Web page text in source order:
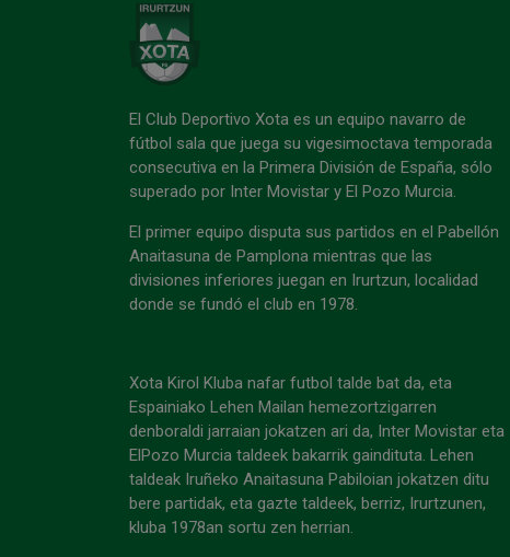
El Club Deportivo Xota es un equipo navarro de
fútbol sala que juega su vigesimoctava temporada
consecutiva en la Primera División de España, sólo
superado por Inter Movistar y El Pozo Murcia.
El primer equipo disputa sus partidos en el Pabellón
Anaitasuna de Pamplona mientras que las
divisiones inferiores juegan en Irurtzun, localidad
donde se fundó el club en 1978.
Xota Kirol Kluba nafar futbol talde bat da, eta
Espainiako Lehen Mailan hemezortzigarren
denboraldi jarraian jokatzen ari da, Inter Movistar eta
ElPozo Murcia taldeek bakarrik gaindituta. Lehen
taldeak Iruñeko Anaitasuna Pabiloian jokatzen ditu
bere partidak, eta gazte taldeek, berriz, Irurtzunen,
kluba 1978an sortu zen herrian.